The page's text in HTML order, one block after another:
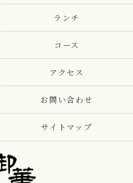
ランチ
コース
アクセス
お問い合わせ
サイトマップ